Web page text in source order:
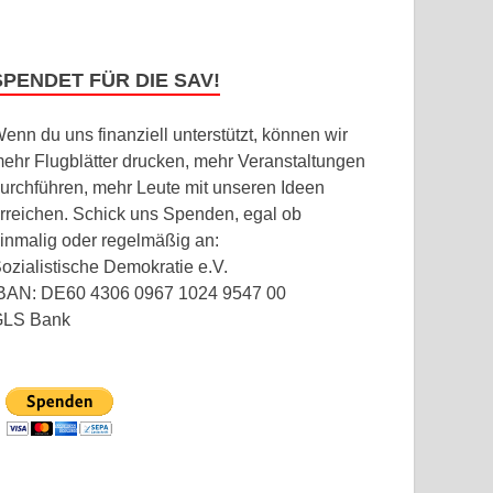
FÜR DIE SAV!
du uns finanziell unterstützt, können wir
Flugblätter drucken, mehr Veranstaltungen
mehr Leute mit unseren Ideen
Schick uns Spenden, egal ob
oder regelmäßig an:
Demokratie e.V.
DE60 4306 0967 1024 9547 00
Bank